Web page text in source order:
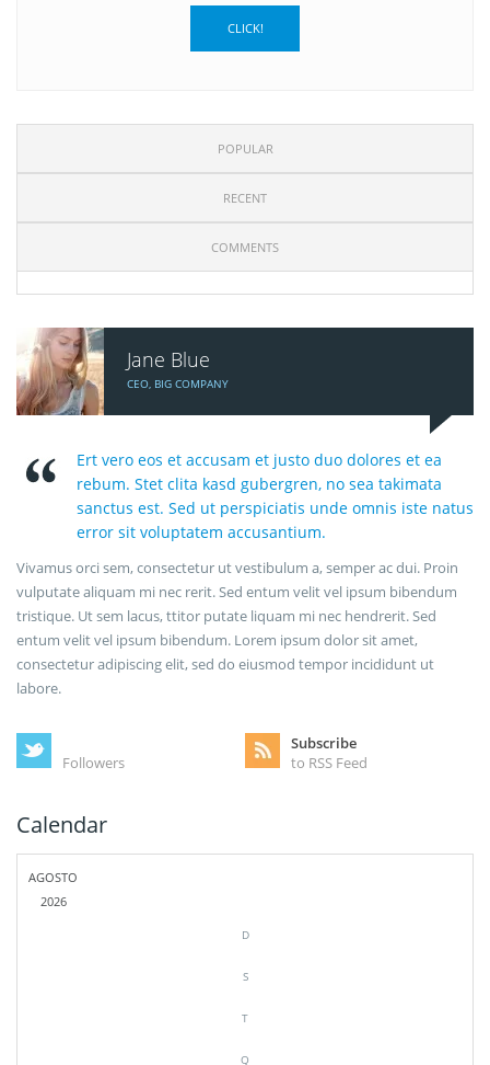
CLICK!
POPULAR
RECENT
COMMENTS
Jane Blue
CEO, BIG COMPANY
Ert vero eos et accusam et justo duo dolores et ea
rebum. Stet clita kasd gubergren, no sea takimata
sanctus est. Sed ut perspiciatis unde omnis iste natus
error sit voluptatem accusantium.
Vivamus orci sem, consectetur ut vestibulum a, semper ac dui. Proin
vulputate aliquam mi nec rerit. Sed entum velit vel ipsum bibendum
tristique. Ut sem lacus, ttitor putate liquam mi nec hendrerit. Sed
entum velit vel ipsum bibendum. Lorem ipsum dolor sit amet,
consectetur adipiscing elit, sed do eiusmod tempor incididunt ut
labore.
Followers
Subscribe
to RSS Feed
Calendar
AGOSTO
2026
D
S
T
Q